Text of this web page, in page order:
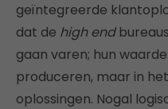
geïntegreerde
dat de high end
gaan varen; hun
produceren, maar in
oplossingen. Nogal